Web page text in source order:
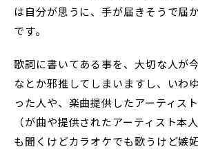
は自分が思うに、手が届きそうで届
です。
歌詞に書いてある事を、大切な人が
なとか邪推してしまいますし、いわ
った人や、楽曲提供したアーティス
（が曲や提供されたアーティスト本
も聞くけどカラオケでも歌うけど嫉